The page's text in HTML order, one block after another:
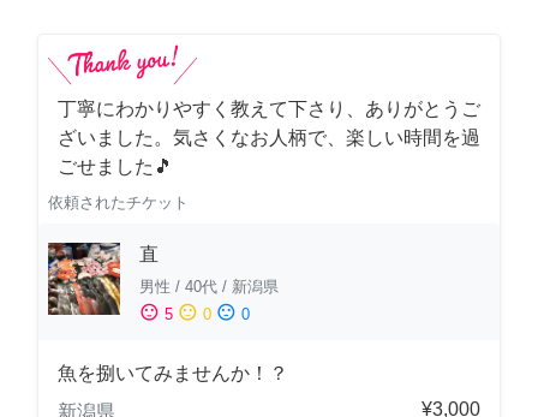
丁寧にわかりやすく教えて下さり、ありがとうご
ざいました。気さくなお人柄で、楽しい時間を過
ごせました🎵
依頼されたチケット
直
男性 / 40代 / 新潟県
sentiment_satisfied 5 sentiment_neutral 0 sentiment_dissatisfied 0
魚を捌いてみませんか！？
新潟県
¥3,000